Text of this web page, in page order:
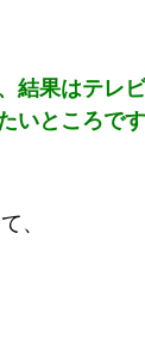
結果はテレ
いところで
、